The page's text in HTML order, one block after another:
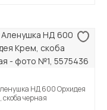
НД 600 Орхидея
скоба черная